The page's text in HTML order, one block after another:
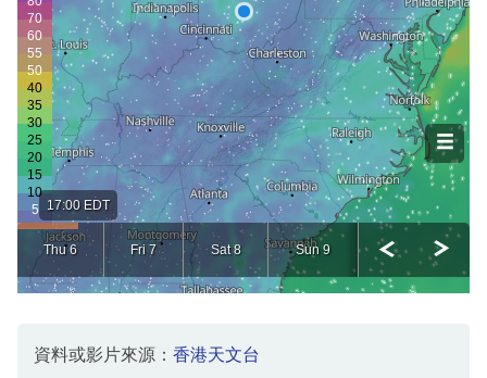
資料或影片來源： 香港天文台